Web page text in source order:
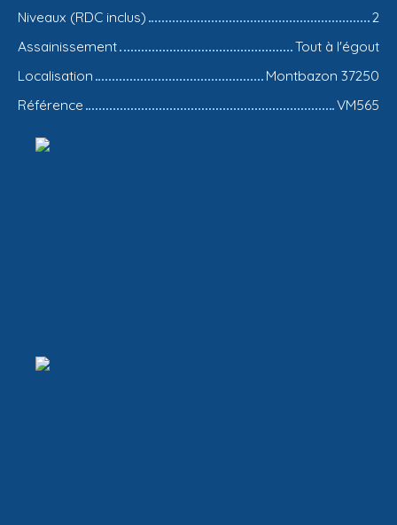
Niveaux (RDC inclus)
2
Assainissement
Tout à l'égout
Localisation
Montbazon 37250
Référence
VM565